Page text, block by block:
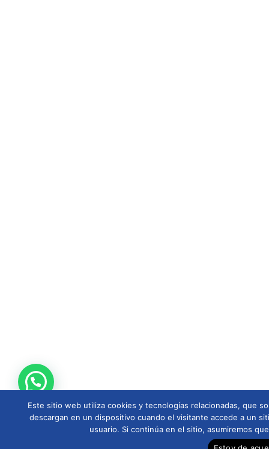
Este sitio web utiliza cookies y tecnologías relacionadas, que
descargan en un dispositivo cuando el visitante accede a un
usuario. Si continúa en el sitio, asumiremos